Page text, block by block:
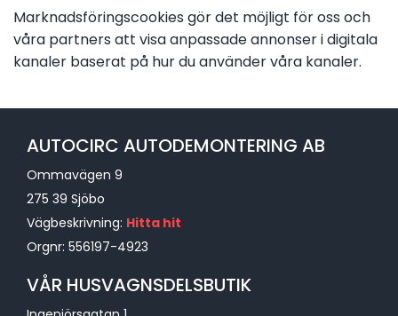
Marknadsföringscookies gör det möjligt för oss och
våra partners att visa anpassade annonser i digitala
kanaler baserat på hur du använder våra kanaler.
AUTOCIRC AUTODEMONTERING AB
Ommavägen 9
275 39 Sjöbo
Vägbeskrivning: Hitta hit
Orgnr: 556197-4923
VÅR HUSVAGNSDELSBUTIK